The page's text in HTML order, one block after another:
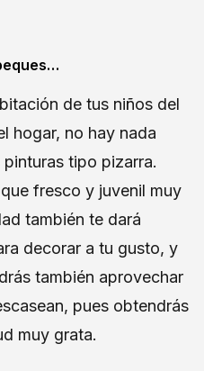
de tus niños del
hogar, no hay nada
tipo pizarra.
fresco y juvenil muy
también te dará
decorar a tu gusto, y
también aprovechar
pues obtendrás
muy grata.